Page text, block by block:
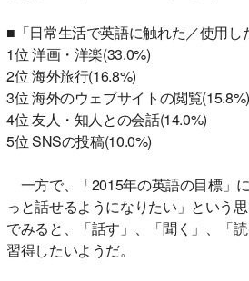
■「日常生活で英語に触れた／使用し
1位 洋画・洋楽(33.0%)
2位 海外旅行(16.8%)
3位 海外のウェブサイトの閲覧(15.8%)
4位 友人・知人との会話(14.0%)
5位 SNSの投稿(10.0%)
一方で、「2015年の英語の目標」
っと話せるようになりたい」という
でみると、「話す」、「聞く」、「
習得したいようだ。